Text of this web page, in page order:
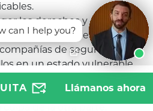
los derechos y el
evitando en última
de seguros se
en un estado vulnerable.
investigación exhaustiva
culpa de la otra parte.
Llámanos ahora
can I help you?